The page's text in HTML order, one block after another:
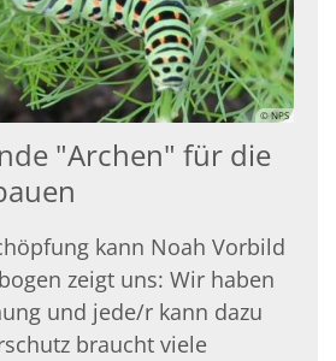
© NPS
"Archen" für die
kann Noah Vorbild
zeigt uns: Wir haben
und jede/r kann dazu
braucht viele